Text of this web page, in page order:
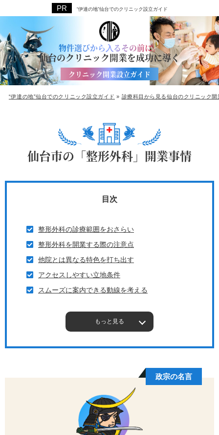
“伊達の地”仙台でのクリニック設立ガイド
物件選びから⼊るその前に。
仙台のクリニック開業を成功に導く
クリニック開業設立ガイド
“伊達の地”仙台でのクリニック設立ガイド » 診療科目から見る仙台のクリニック開
仙台市の「整形外科」開業事情
整形外科の診療範囲をおさらい
整形外科を開業する際の注意点
他院とは異なる特色を打ち出す
アクセスしやすい立地条件
スムーズに案内できる動線を考える
もっと見る
政宗の名言